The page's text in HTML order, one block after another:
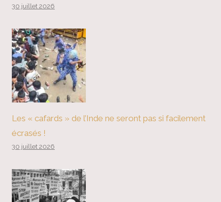
30 juillet 2026
Les « cafards » de l’Inde ne seront pas si facilement
écrasés !
30 juillet 2026